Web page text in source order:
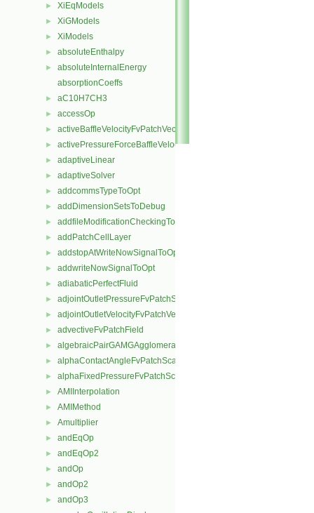
► XiEqModels
► XiGModels
► XiModels
► absoluteEnthalpy
►
absoluteInternalEnergy
absorptionCoeffs
► aC10H7CH3
► accessOp
► activeBaffleVelocityFvPatchVectorField
► activePressureForceBaffleVelocityFvPatchVectorField
► adaptiveLinear
► adaptiveSolver
► addcommsTypeToOpt
► addDimensionSetsToDebug
► addfileModificationCheckingToOpt
► addPatchCellLayer
► addstopAtWriteNowSignalToOpt
► addwriteNowSignalToOpt
► adiabaticPerfectFluid
► adjointOutletPressureFvPatchScalarField
► adjointOutletVelocityFvPatchVectorField
► advectiveFvPatchField
► algebraicPairGAMGAgglomeration
► alphaContactAngleFvPatchScalarField
► alphaFixedPressureFvPatchScalarField
► AMIInterpolation
► AMIMethod
► Amultiplier
► andEqOp
► andEqOp2
► andOp
► andOp2
► andOp3